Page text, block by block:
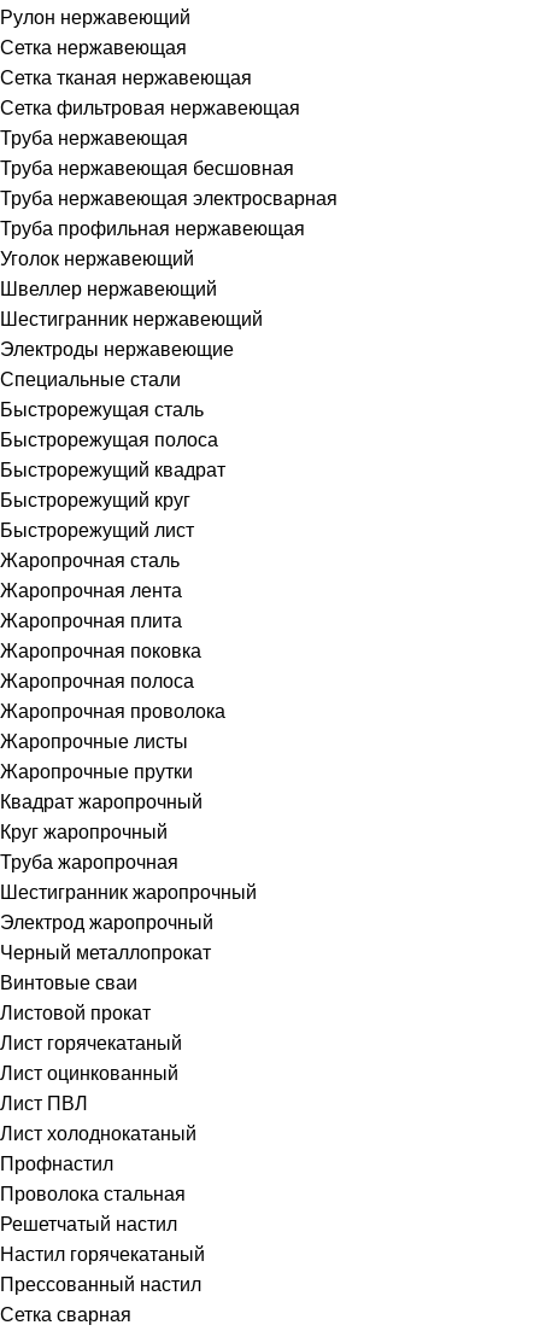
Рулон нержавеющий
Сетка нержавеющая
Сетка тканая нержавеющая
Сетка фильтровая нержавеющая
Труба нержавеющая
Труба нержавеющая бесшовная
Труба нержавеющая электросварная
Труба профильная нержавеющая
Уголок нержавеющий
Швеллер нержавеющий
Шестигранник нержавеющий
Электроды нержавеющие
Специальные стали
Быстрорежущая сталь
Быстрорежущая полоса
Быстрорежущий квадрат
Быстрорежущий круг
Быстрорежущий лист
Жаропрочная сталь
Жаропрочная лента
Жаропрочная плита
Жаропрочная поковка
Жаропрочная полоса
Жаропрочная проволока
Жаропрочные листы
Жаропрочные прутки
Квадрат жаропрочный
Круг жаропрочный
Труба жаропрочная
Шестигранник жаропрочный
Электрод жаропрочный
Черный металлопрокат
Винтовые сваи
Листовой прокат
Лист горячекатаный
Лист оцинкованный
Лист ПВЛ
Лист холоднокатаный
Профнастил
Проволока стальная
Решетчатый настил
Настил горячекатаный
Прессованный настил
Сетка сварная